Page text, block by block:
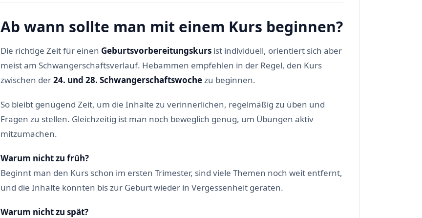
Ab wann sollte man mit einem Kurs beginnen?
Die richtige Zeit für einen Geburtsvorbereitungskurs ist individuell, orientiert sich aber
meist am Schwangerschaftsverlauf. Hebammen empfehlen in der Regel, den Kurs
zwischen der24. und 28. Schwangerschaftswochezu beginnen.
So bleibt genügend Zeit, um die Inhalte zu verinnerlichen, regelmäßig zu üben und
Fragen zu stellen. Gleichzeitig ist man noch beweglich genug, um Übungen aktiv
mitzumachen.
Warum nicht zu früh?
Beginnt man den Kurs schon im ersten Trimester, sind viele Themen noch weit entfernt,
und die Inhalte könnten bis zur Geburt wieder in Vergessenheit geraten.
Warum nicht zu spät?